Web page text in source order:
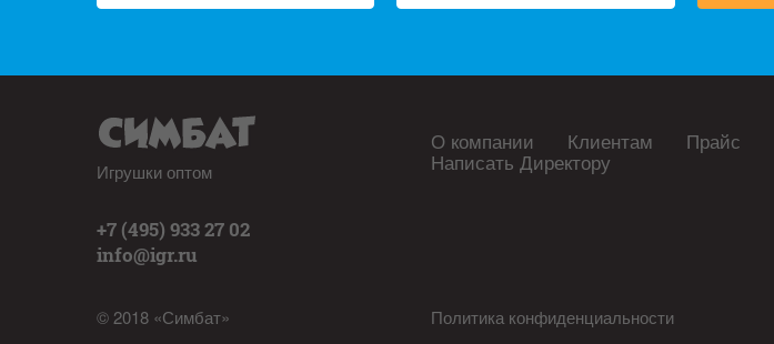
Игрушки оптом
+7 (495) 933 27 02
info@igr.ru
© 2018 «Симбат»
О компании Клиентам Прайс
Написать Директору
Политика конфиденциальности